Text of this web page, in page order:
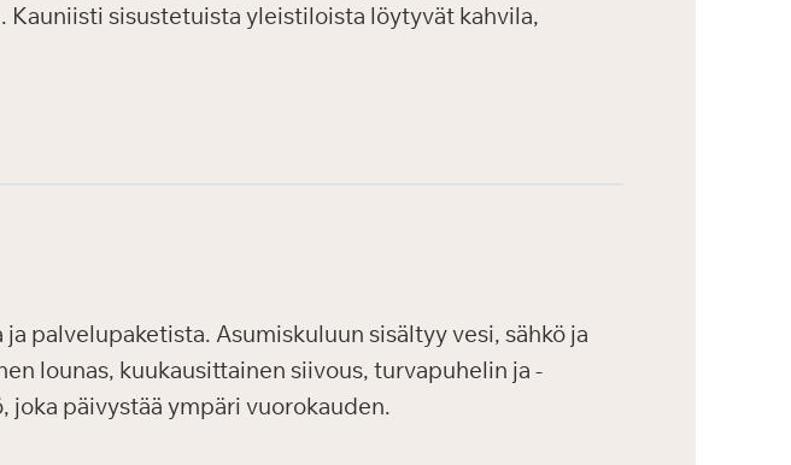
sisustetuista yleistiloista löytyvät kahvila,
palvelupaketista. Asumiskuluun sisältyy vesi, sähkö ja
lounas, kuukausittainen siivous, turvapuhelin ja -
päivystää ympäri vuorokauden.